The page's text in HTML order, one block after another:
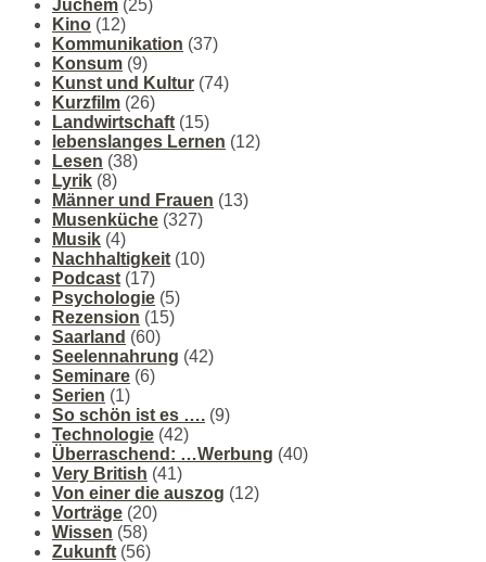
Juchem (25)
Kino (12)
Kommunikation (37)
Konsum (9)
Kunst und Kultur (74)
Kurzfilm (26)
Landwirtschaft (15)
lebenslanges Lernen (12)
Lesen (38)
Lyrik (8)
Männer und Frauen (13)
Musenküche (327)
Musik (4)
Nachhaltigkeit (10)
Podcast (17)
Psychologie (5)
Rezension (15)
Saarland (60)
Seelennahrung (42)
Seminare (6)
Serien (1)
So schön ist es …. (9)
Technologie (42)
Überraschend: …Werbung (40)
Very British (41)
Von einer die auszog (12)
Vorträge (20)
Wissen (58)
Zukunft (56)